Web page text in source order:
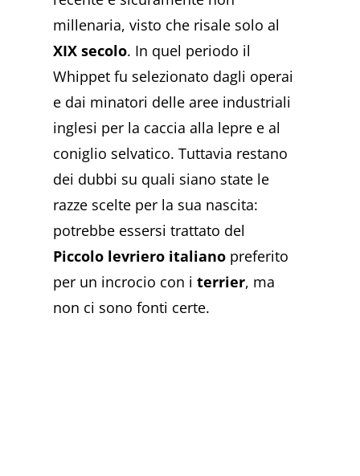
millenaria, visto che risale solo al
XIX secolo. In quel periodo il
Whippet fu selezionato dagli operai
e dai minatori delle aree industriali
inglesi per la caccia alla lepre e al
coniglio selvatico. Tuttavia restano
dei dubbi su quali siano state le
razze scelte per la sua nascita:
potrebbe essersi trattato del
Piccolo levriero italiano preferito
per un incrocio con iterrier, ma
non ci sono fonti certe.